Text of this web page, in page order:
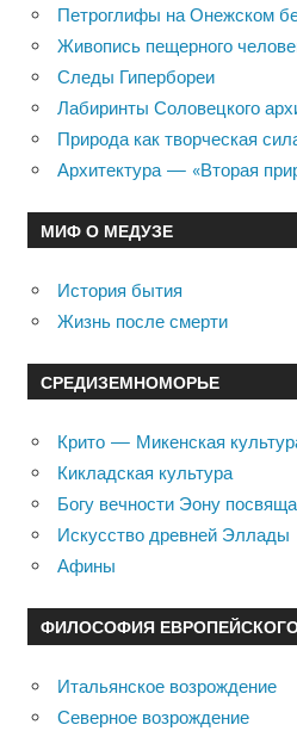
Петроглифы на Онежском
Живопись пещерного
Следы Гипербореи
Лабиринты Соловецкого
Природа как творческая
Архитектура — «Вторая
МИФ О МЕДУЗЕ
История бытия
Жизнь после смерти
СРЕДИЗЕМНОМОРЬЕ
Крито — Микенская
Кикладская культура
Богу вечности Эону
Искусство древней Эллады
Афины
ФИЛОСОФИЯ
Итальянское возрождение
Северное возрождение